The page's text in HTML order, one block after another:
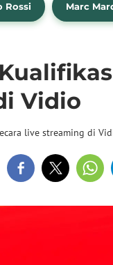
Rossi Marc
Vidio
live streaming di